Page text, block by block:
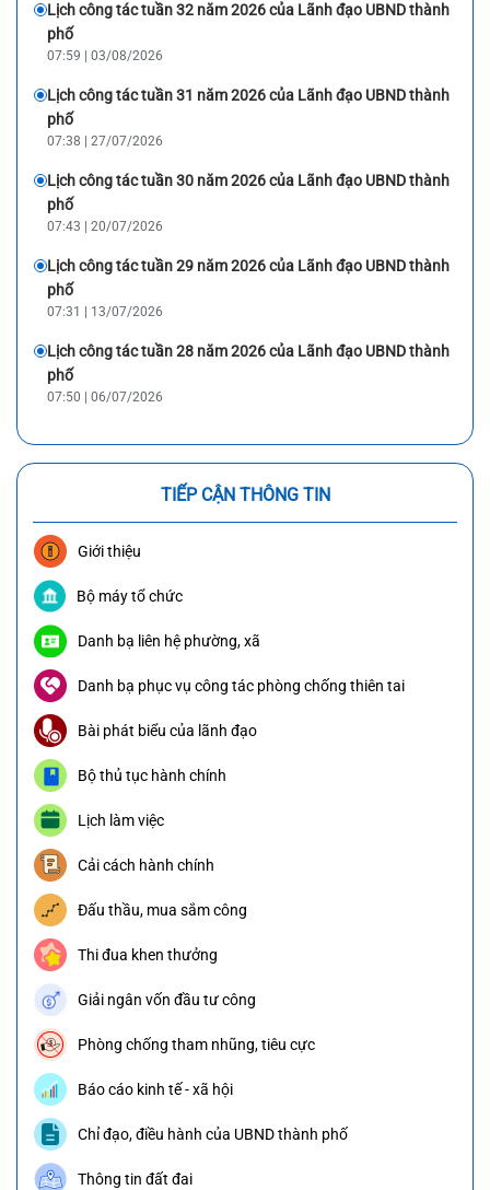
Lịch công tác tuần 32 năm 2026 của Lãnh đạo UBND thành
phố
07:59 | 03/08/2026
Lịch công tác tuần 31 năm 2026 của Lãnh đạo UBND thành
phố
07:38 | 27/07/2026
Lịch công tác tuần 30 năm 2026 của Lãnh đạo UBND thành
phố
07:43 | 20/07/2026
Lịch công tác tuần 29 năm 2026 của Lãnh đạo UBND thành
phố
07:31 | 13/07/2026
Lịch công tác tuần 28 năm 2026 của Lãnh đạo UBND thành
phố
07:50 | 06/07/2026
TIẾP CẬN THÔNG TIN
Giới thiệu
Bộ máy tổ chức
Danh bạ liên hệ phường, xã
Danh bạ phục vụ công tác phòng chống thiên tai
Bài phát biểu của lãnh đạo
Bộ thủ tục hành chính
Lịch làm việc
Cải cách hành chính
Đấu thầu, mua sắm công
Thi đua khen thưởng
Giải ngân vốn đầu tư công
Phòng chống tham nhũng, tiêu cực
Báo cáo kinh tế - xã hội
Chỉ đạo, điều hành của UBND thành phố
Thông tin đất đai